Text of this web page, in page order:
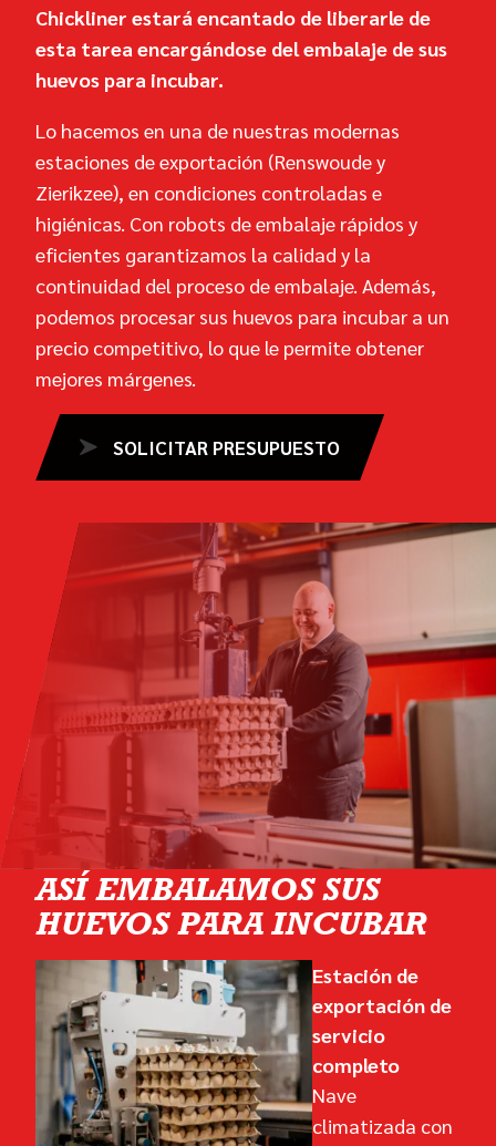
Chickliner estará encantado de liberarle de
esta tarea encargándose del embalaje de sus
huevos para incubar.
Lo hacemos en una de nuestras modernas
estaciones de exportación (Renswoude y
Zierikzee), en condiciones controladas e
higiénicas. Con robots de embalaje rápidos y
eficientes garantizamos la calidad y la
continuidad del proceso de embalaje. Además,
podemos procesar sus huevos para incubar a un
precio competitivo, lo que le permite obtener
mejores márgenes.
SOLICITAR PRESUPUESTO
ASÍ EMBALAMOS SUS
HUEVOS PARA INCUBAR
Estación de
exportación de
servicio
completo
Nave
climatizada con